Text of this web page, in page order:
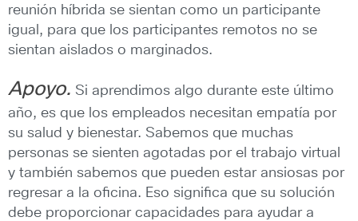
reunión híbrida se sientan como un participante
igual, para que los participantes remotos no se
sientan aislados o marginados.
Apoyo. Si aprendimos algo durante este último
año, es que los empleados necesitan empatía por
su salud y bienestar. Sabemos que muchas
personas se sienten agotadas por el trabajo virtual
y también sabemos que pueden estar ansiosas por
regresar a la oficina. Eso significa que su solución
debe proporcionar capacidades para ayudar a